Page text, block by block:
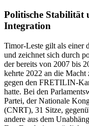
Politische Stabilität
Integration
Timor-Leste gilt als einer
und zeichnet sich durch
der bereits von 2007 bis
kehrte 2022 an die
gegen den FRETILIN-
hatte. Bei den
Partei, der Nationale
(CNRT), 31 Sitze,
andere aus dem